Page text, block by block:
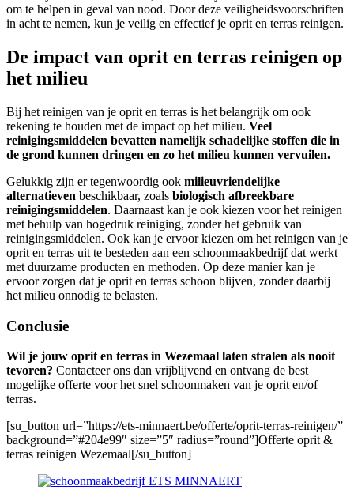
om te helpen in geval van nood. Door deze veiligheidsvoorschriften
in acht te nemen, kun je veilig en effectief je oprit en terras reinigen.
De impact van oprit en terras reinigen op
het milieu
Bij het reinigen van je oprit en terras is het belangrijk om ook
rekening te houden met de impact op het milieu. Veel
reinigingsmiddelen bevatten namelijk schadelijke stoffen die in
de grond kunnen dringen en zo het milieu kunnen vervuilen.
Gelukkig zijn er tegenwoordig ook milieuvriendelijke
alternatieven beschikbaar, zoals biologisch afbreekbare
reinigingsmiddelen. Daarnaast kan je ook kiezen voor het reinigen
met behulp van hogedruk reiniging, zonder het gebruik van
reinigingsmiddelen. Ook kan je ervoor kiezen om het reinigen van je
oprit en terras uit te besteden aan een schoonmaakbedrijf dat werkt
met duurzame producten en methoden. Op deze manier kan je
ervoor zorgen dat je oprit en terras schoon blijven, zonder daarbij
het milieu onnodig te belasten.
Conclusie
Wil je jouw oprit en terras in Wezemaal laten stralen als nooit
tevoren? Contacteer ons dan vrijblijvend en ontvang de best
mogelijke offerte voor het snel schoonmaken van je oprit en/of
terras.
[su_button url=”https://ets-minnaert.be/offerte/oprit-terras-reinigen/”
background=”#204e99″ size=”5″ radius=”round”]Offerte oprit &
terras reinigen Wezemaal[/su_button]